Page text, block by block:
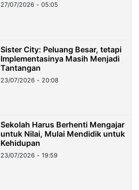
27/07/2026 - 05:05
Sister City: Peluang Besar, tetapi
Implementasinya Masih Menjadi
Tantangan
23/07/2026 - 20:08
Sekolah Harus Berhenti Mengajar
untuk Nilai, Mulai Mendidik untuk
Kehidupan
23/07/2026 - 19:59